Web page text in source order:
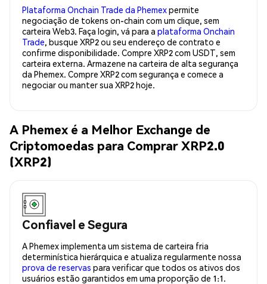
Plataforma Onchain Trade da Phemexpermite
negociação de tokens on-chain com um clique, sem
carteira Web3. Faça login, vá para a plataforma Onchain
Trade, busque XRP2 ou seu endereço de contrato e
confirme disponibilidade. Compre XRP2 com USDT, sem
carteira externa. Armazene na carteira de alta segurança
da Phemex. Compre XRP2 com segurança e comece a
negociar ou manter sua XRP2 hoje.
A Phemex é a Melhor Exchange de
Criptomoedas para Comprar XRP2.0
(XRP2)
Confiavel e Segura
A Phemex implementa um sistema de carteira fria
determinística hierárquica e atualiza regularmente nossa
prova de reservas para verificar que todos os ativos dos
usuários estão garantidos em uma proporção de 1:1.